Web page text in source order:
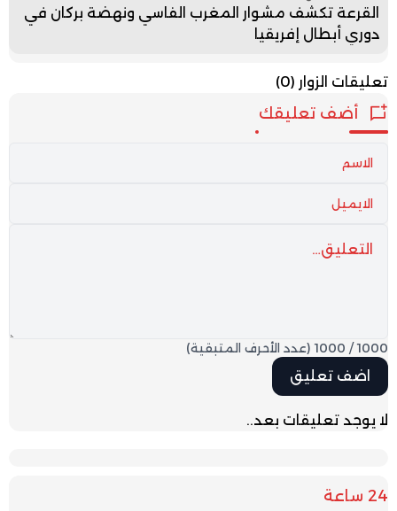
القرعة تكشف مشوار المغرب الفاسي ونهضة بركان في
دوري أبطال إفريقيا
تعليقات الزوار (0)
أضف تعليقك
1000
/
1000 (عدد الأحرف المتبقية)
لا يوجد تعليقات بعد..
24 ساعة